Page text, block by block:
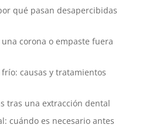
qué pasan desapercibidas
corona o empaste fuera
causas y tratamientos
tras una extracción dental
cuándo es necesario antes